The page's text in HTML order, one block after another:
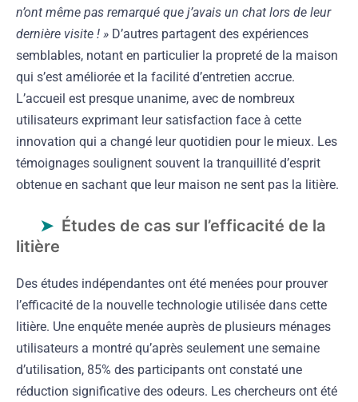
n’ont même pas remarqué que j’avais un chat lors de leur
dernière visite ! » D’autres partagent des expériences
semblables, notant en particulier la propreté de la maison
qui s’est améliorée et la facilité d’entretien accrue.
L’accueil est presque unanime, avec de nombreux
utilisateurs exprimant leur satisfaction face à cette
innovation qui a changé leur quotidien pour le mieux. Les
témoignages soulignent souvent la tranquillité d’esprit
obtenue en sachant que leur maison ne sent pas la litière.
Études de cas sur l’efficacité de la
litière
Des études indépendantes ont été menées pour prouver
l’efficacité de la nouvelle technologie utilisée dans cette
litière. Une enquête menée auprès de plusieurs ménages
utilisateurs a montré qu’après seulement une semaine
d’utilisation, 85% des participants ont constaté une
réduction significative des odeurs. Les chercheurs ont été